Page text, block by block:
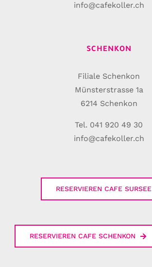
info@cafekoller.ch
SCHENKON
Filiale Schenkon
Münsterstrasse 1a
6214 Schenkon
Tel. 041 920 49 30
info@cafekoller.ch
RESERVIEREN CAFE SURSEE
RESERVIEREN CAFE SCHENKON